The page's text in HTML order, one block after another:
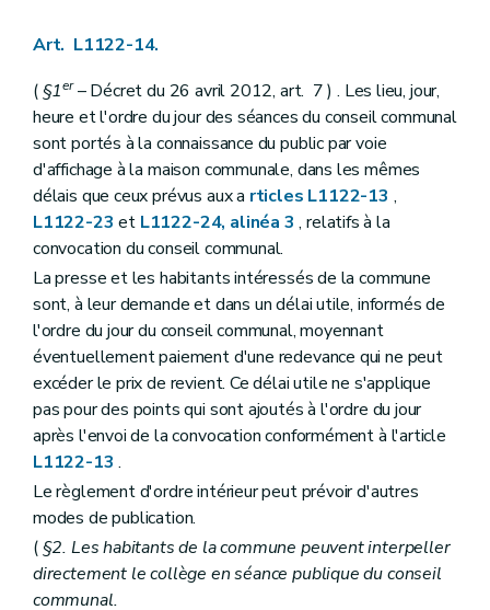
Chapitre unique
Art. L2131-2
Art. L2131-3
Art. L2131-4
Art. L2131-5
Art. L2131-6
Art. L2131-7
Titre IV La concertation
Chapitre unique
Art. L2141-1
Livre II Les provinces
Titre premier Organisation des provinces
Chapitre premier
Dispositions générales
Art. L2211-1
Chapitre II Organes provinciaux
Section première Dispositions générales
Art. L2212-1
Art. L2212-2
Art. L2212-3
Section 2 Le conseil provincial
Sous-section première
Art. L2212-5
Art. L2212-6
Art. L2212-7
Art. L2212-8
Art. L1122-14.
( §1er– Décret du 26 avril 2012, art. 7 ) . Les lieu, jour,
heure et l'ordre du jour des séances du conseil communal
sont portés à la connaissance du public par voie
d'affichage à la maison communale, dans les mêmes
délais que ceux prévus aux a rticles L1122-13 ,
L1122-23 et L1122-24, alinéa 3 , relatifs à la
convocation du conseil communal.
La presse et les habitants intéressés de la commune
sont, à leur demande et dans un délai utile, informés de
l'ordre du jour du conseil communal, moyennant
éventuellement paiement d'une redevance qui ne peut
excéder le prix de revient. Ce délai utile ne s'applique
pas pour des points qui sont ajoutés à l'ordre du jour
après l'envoi de la convocation conformément à l'article
L1122-13 .
Le règlement d'ordre intérieur peut prévoir d'autres
modes de publication.
(§2. Les habitants de la commune peuvent interpeller
directement le collège en séance publique du conseil
communal.